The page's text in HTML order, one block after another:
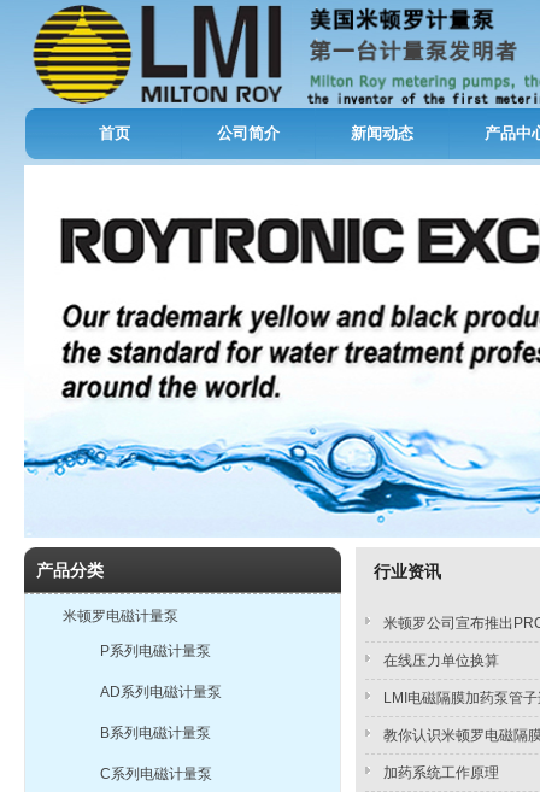
首页 公司简介 新闻动态 产品中
产品分类
米顿罗电磁计量泵
P系列电磁计量泵
AD系列电磁计量泵
B系列电磁计量泵
C系列电磁计量泵
行业资讯
米顿罗公司宣布推出
在线压力单位换算
LMI电磁隔膜加药泵管
教你认识米顿罗电磁隔
加药系统工作原理